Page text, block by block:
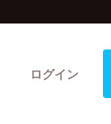
ログイン